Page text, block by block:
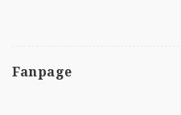
Fanpage